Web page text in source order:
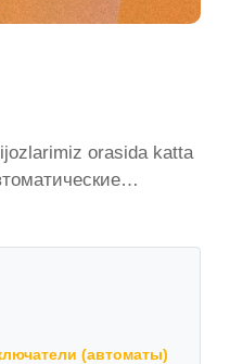
orasida katta
doimiy ravishda
(автоматы)